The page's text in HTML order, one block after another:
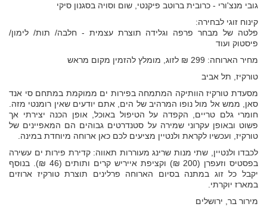
גובי מנצ'ורי - כרובית ברוטב פיקנטי, שום וסויה בסגנון סיקי
קינוח זוגי לבחירה:
פלטה של מבחר פרפה וגלידה תוצרת עצמית - חלבה/ תות/ לימון/
פיסטוק ועוד
מחיר הארוחה: 299 ₪ לזוג, מומלץ להזמין מקום מראש
טורקיז, תל אביב
מסעדת טורקיז הוותיקה המתמחה בפירות ים ממוקמת במתחם סי אנד
סאן, ממש אל מול נופו המרהיב של הים, אתם יודעים שאין רומנטי מזה.
חומרי גלם טריים, הקפדה על הטיפול באוכל, אופן הכנה יצירתי אך
פשוט ובאופן עקרוני שמירה על סטנדרטים גבוהים הם המאפיינים של
טורקיז, ועכשיו לקראת ולנטיין מציעים לכם כאן ארוחה מיוחדת במינה.
לכבדו ולנטיין, שתי מנות שרינג מעוררות תאווה: קדירת פירות ים עשירה
בפסטיס וזעפרן (200 ₪) וקציפת אייריש קרים ותותים (46 ₪). בנוסף
יקבל כל זוג במתנה בסיום הארוחה פרלינים תוצרת טורקיז ארוזים
במארז יוקרתי.
מירור בר, ירושלים